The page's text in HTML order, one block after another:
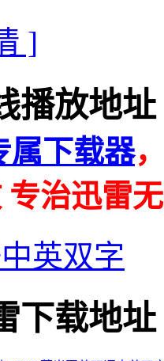
]
放地址 ·
属下载器
治迅雷
英双字
载地址 ·